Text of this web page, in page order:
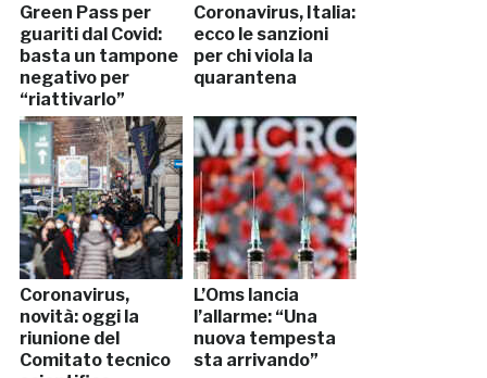
Green Pass per
guariti dal Covid:
basta un tampone
negativo per
“riattivarlo”
Coronavirus, Italia:
ecco le sanzioni
per chi viola la
quarantena
Coronavirus,
novità: oggi la
riunione del
Comitato tecnico
L’Oms lancia
l’allarme: “Una
nuova tempesta
sta arrivando”